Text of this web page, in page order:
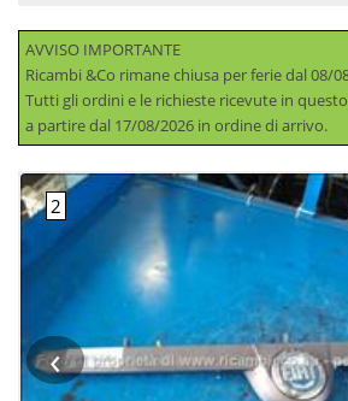
AVVISO IMPORTANTE
Ricambi &Co rimane chiusa per ferie dal 08/
Tutti gli ordini e le richieste ricevute in
a partire dal 17/08/2026 in ordine di arrivo.
‹